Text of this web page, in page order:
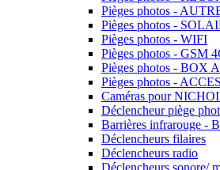
Pièges photos -
Pièges photos -
Pièges photos - WIFI
Pièges photos - GSM
Pièges photos - BOX
Pièges photos -
Caméras pour
Déclencheur piège
Barrières infrarouge -
Déclencheurs filaires
Déclencheurs radio
Déclencheurs sonore/